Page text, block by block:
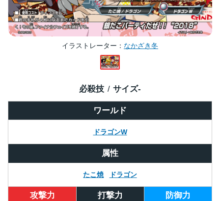
イラストレーター なかざき冬
ワールド
ドラゴンW
必殺技 サイズ-
属性
たこ焼 ドラゴン
攻撃力 打撃力 防御力